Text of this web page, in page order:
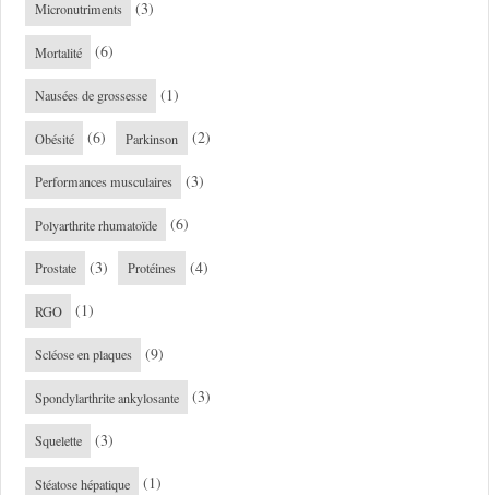
Micronutriments (3)
Mortalité (6)
Nausées de grossesse (1)
Obésité (6) Parkinson (2)
Performances musculaires (3)
Polyarthrite rhumatoïde (6)
Prostate (3) Protéines (4)
RGO (1)
Scléose en plaques (9)
Spondylarthrite ankylosante (3)
Squelette (3)
Stéatose hépatique (1)